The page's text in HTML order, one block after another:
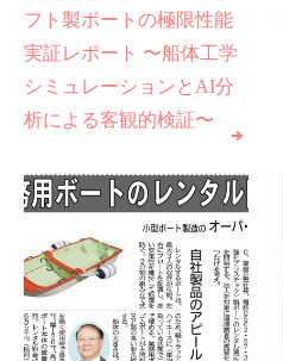
フト製ボートの極限性能
実証レポート 〜船体工学
シミュレーションとAI分
析による客観的検証〜